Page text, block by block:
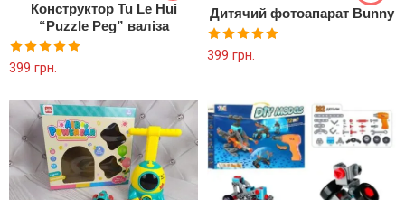
Конструктор Tu Le Hui
“Puzzle Peg” валіза
Оцінено в
399 грн.
Дитячий фотоапарат Bunny
Оцінено в
399 грн.